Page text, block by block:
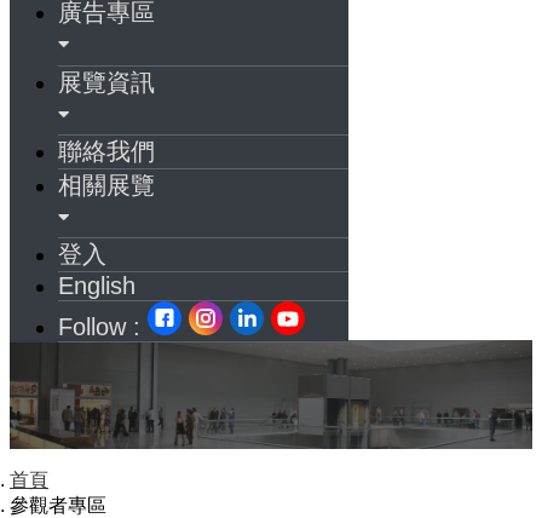
廣告專區
展覽資訊
聯絡我們
相關展覽
登入
English
Follow :
首頁
參觀者專區